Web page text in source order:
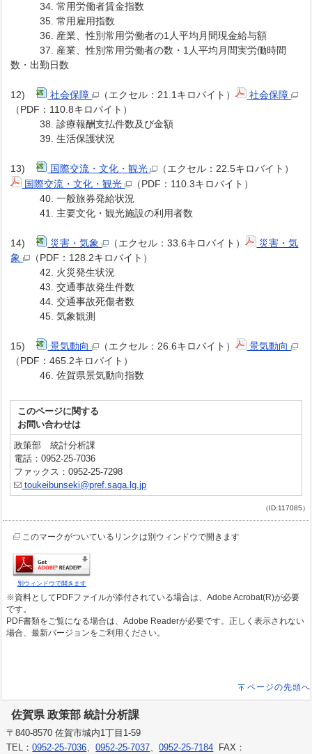
34. 常用労働者賃金指数
35. 常用雇用指数
36. 産業、性別常用労働者の1人平均月間現金給与額
37. 産業、性別常用労働者の数・1人平均月間実労働時間
数・出勤日数
12) 社会保障 （エクセル：21.1キロバイト）
社会保障
（PDF：110.8キロバイト）
38. 診療報酬支払件数及び金額
39. 生活保護状況
13) 国際交流・文化・観光
（エクセル：22.5キロバイト）
国際交流・文化・観光
（PDF：110.3キロバイト）
40. 一般旅券発給状況
41. 主要文化・観光施設の利用者数
14) 災害・気象 （エクセル：33.6キロバイト）
災害・気
象
（PDF：128.2キロバイト）
42. 火災発生状況
43. 交通事故発生件数
44. 交通事故死傷者数
45. 気象観測
15) 景気動向 （エクセル：26.6キロバイト）
景気動向
（PDF：465.2キロバイト）
46. 佐賀県景気動向指数
このページに関する
お問い合わせは
政策部 統計分析課
電話：0952-25-7036
ファックス：0952-25-7298
toukeibunseki@pref.saga.lg.jp
（ID:117085）
このマークがついているリンクは別ウィンドウで開きます
別ウィンドウで開きます
※資料としてPDFファイルが添付されている場合は、Adobe Acrobat(R)が必要
です。
PDF書類をご覧になる場合は、Adobe Readerが必要です。正しく表示されない
場合、最新バージョンをご利用ください。
ページの先頭へ
佐賀県 政策部 統計分析課
〒840-8570 佐賀市城内1丁目1-59
TEL：0952-25-7036、0952-25-7037、0952-25-7184 FAX：